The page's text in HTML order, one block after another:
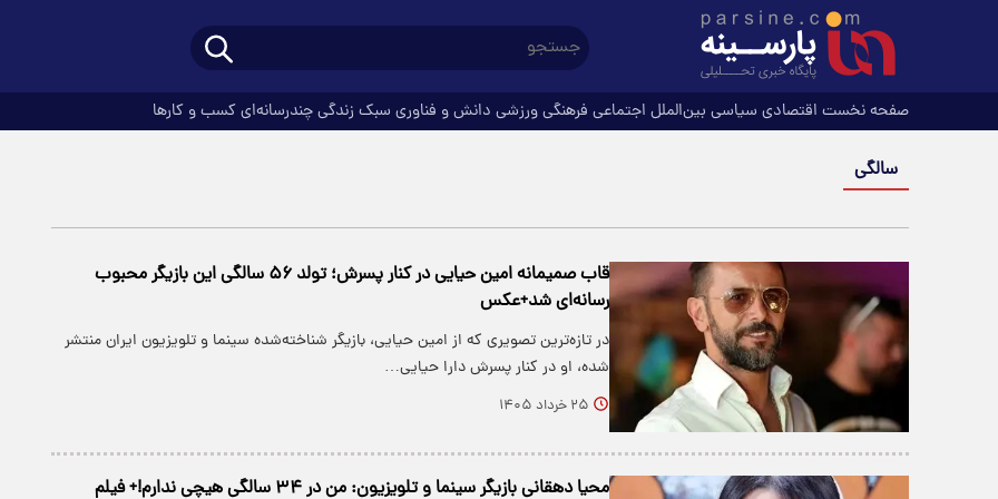
صفحه نخست اقتصادی سیاسی بین‌الملل اجتماعی فرهنگیورزشی دانش و فناوری سبک زندگیچندرسانه‌ای کسب و کارها
سالگی
قاب صمیمانه امین حیایی در کنار پسرش؛ تولد ۵۶ سالگی این بازیگر محبوب
رسانه‌ای شد+عکس
در تازه‌ترین تصویری که از امین حیایی، بازیگر شناخته‌شده سینما و تلویزیون ایران منتشر
شده، او در کنار پسرش دارا حیایی…
۲۵ خرداد ۱۴۰۵
محیا دهقانی بازیگر سینما و تلویزیون: من در ۳۴ سالگی هیچی ندارم!+ فیلم